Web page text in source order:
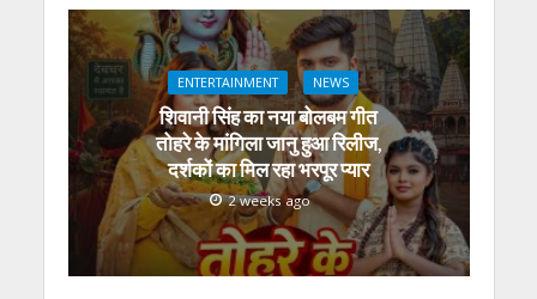
ENTERTAINMENT NEWS
शिवानी सिंह का नया बोलबम गीत
तोहरे के मांगिला जानु हुआ रिलीज,
दर्शकों का मिल रहा भरपूर प्यार
2 weeks ago